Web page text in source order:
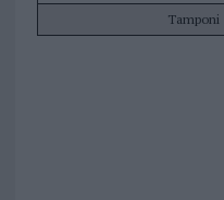
Tamponi